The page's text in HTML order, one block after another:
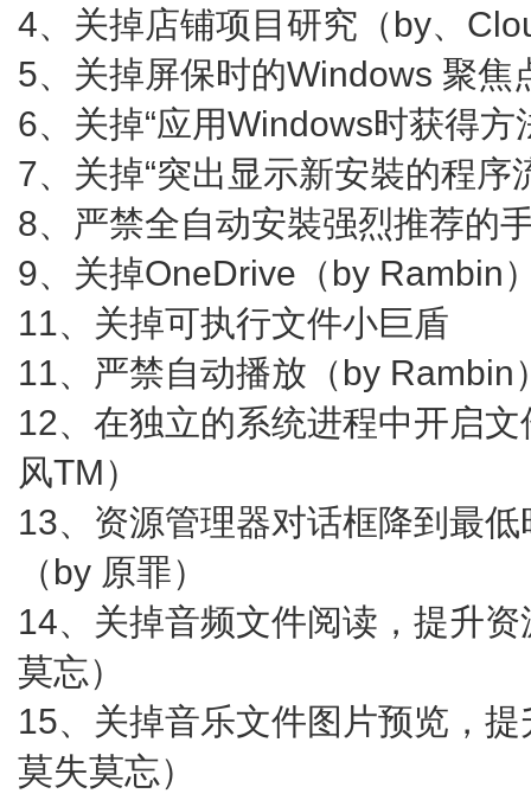
4、关掉店铺项目研究（by、
5、关掉屏保时的Windows 聚
6、关掉“应用Windows时获得
7、关掉“突出显示新安裝的程序
8、严禁全自动安裝强烈推荐的
9、关掉OneDrive（by Rambin
11、关掉可执行文件小巨盾
11、严禁自动播放（by Rambin
12、在独立的系统进程中开启
风TM）
13、资源管理器对话框降到最
（by 原罪）
14、关掉音频文件阅读，提升
莫忘）
15、关掉音乐文件图片预览，
莫失莫忘）